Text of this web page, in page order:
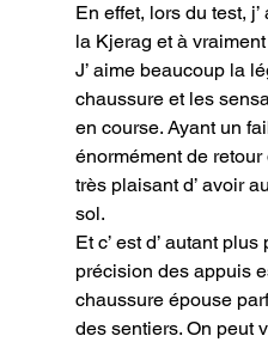
En effet, lors du test,
la Kjerag et à vraiment
J’ aime beaucoup la
chaussure et les
en course. Ayant un
énormément de retour
très plaisant d’ avoir
sol.
Et c’ est d’ autant
précision des appuis
chaussure épouse
des sentiers. On peut